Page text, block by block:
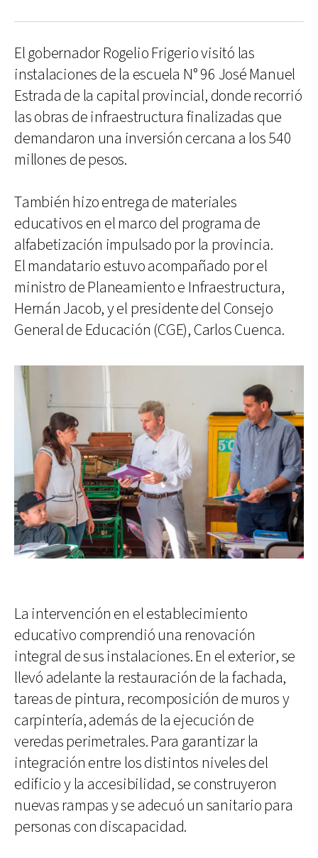
El gobernador Rogelio Frigerio visitó las
instalaciones de la escuela N° 96 José Manuel
Estrada de la capital provincial, donde recorrió
las obras de infraestructura finalizadas que
demandaron una inversión cercana a los 540
millones de pesos.
También hizo entrega de materiales
educativos en el marco del programa de
alfabetización impulsado por la provincia.
El mandatario estuvo acompañado por el
ministro de Planeamiento e Infraestructura,
Hernán Jacob, y el presidente del Consejo
General de Educación (CGE), Carlos Cuenca.
La intervención en el establecimiento
educativo comprendió una renovación
integral de sus instalaciones. En el exterior, se
llevó adelante la restauración de la fachada,
tareas de pintura, recomposición de muros y
carpintería, además de la ejecución de
veredas perimetrales. Para garantizar la
integración entre los distintos niveles del
edificio y la accesibilidad, se construyeron
nuevas rampas y se adecuó un sanitario para
personas con discapacidad.